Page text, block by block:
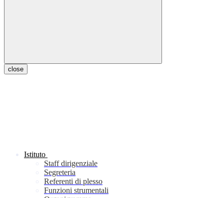
close
Istituto
Staff dirigenziale
Segreteria
Referenti di plesso
Funzioni strumentali